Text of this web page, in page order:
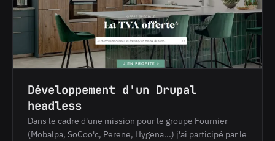
Développement d'un Drupal
headless
Dans le cadre d'une mission pour le groupe Fournier
(Mobalpa, SoCoo'c, Perene, Hygena...) j'ai participé par le